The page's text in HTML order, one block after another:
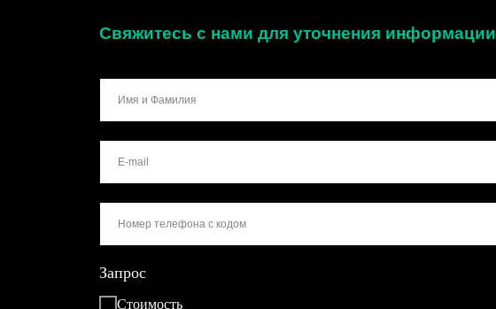
Запрос
Стоимость
Свяжитесь с нами для уточнения информации